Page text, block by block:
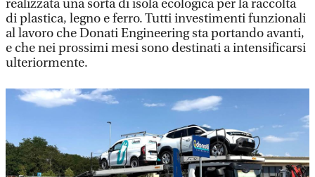
realizzata una sorta di isola ecologica per la raccolta
di plastica, legno e ferro. Tutti investimenti funzionali
al lavoro che Donati Engineering sta portando avanti,
e che nei prossimi mesi sono destinati a intensificarsi
ulteriormente.